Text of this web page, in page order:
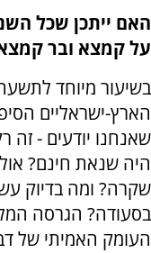
האם ייתכן שכל
על קמצא ובר
בשיעור מיוחד
הארץ-ישראליים
שאנחנו יודעים - זה
היה שנאת חינם?
שקרה? ומה בדיוק
בסעודה? הגרסה
העומק האמיתי של